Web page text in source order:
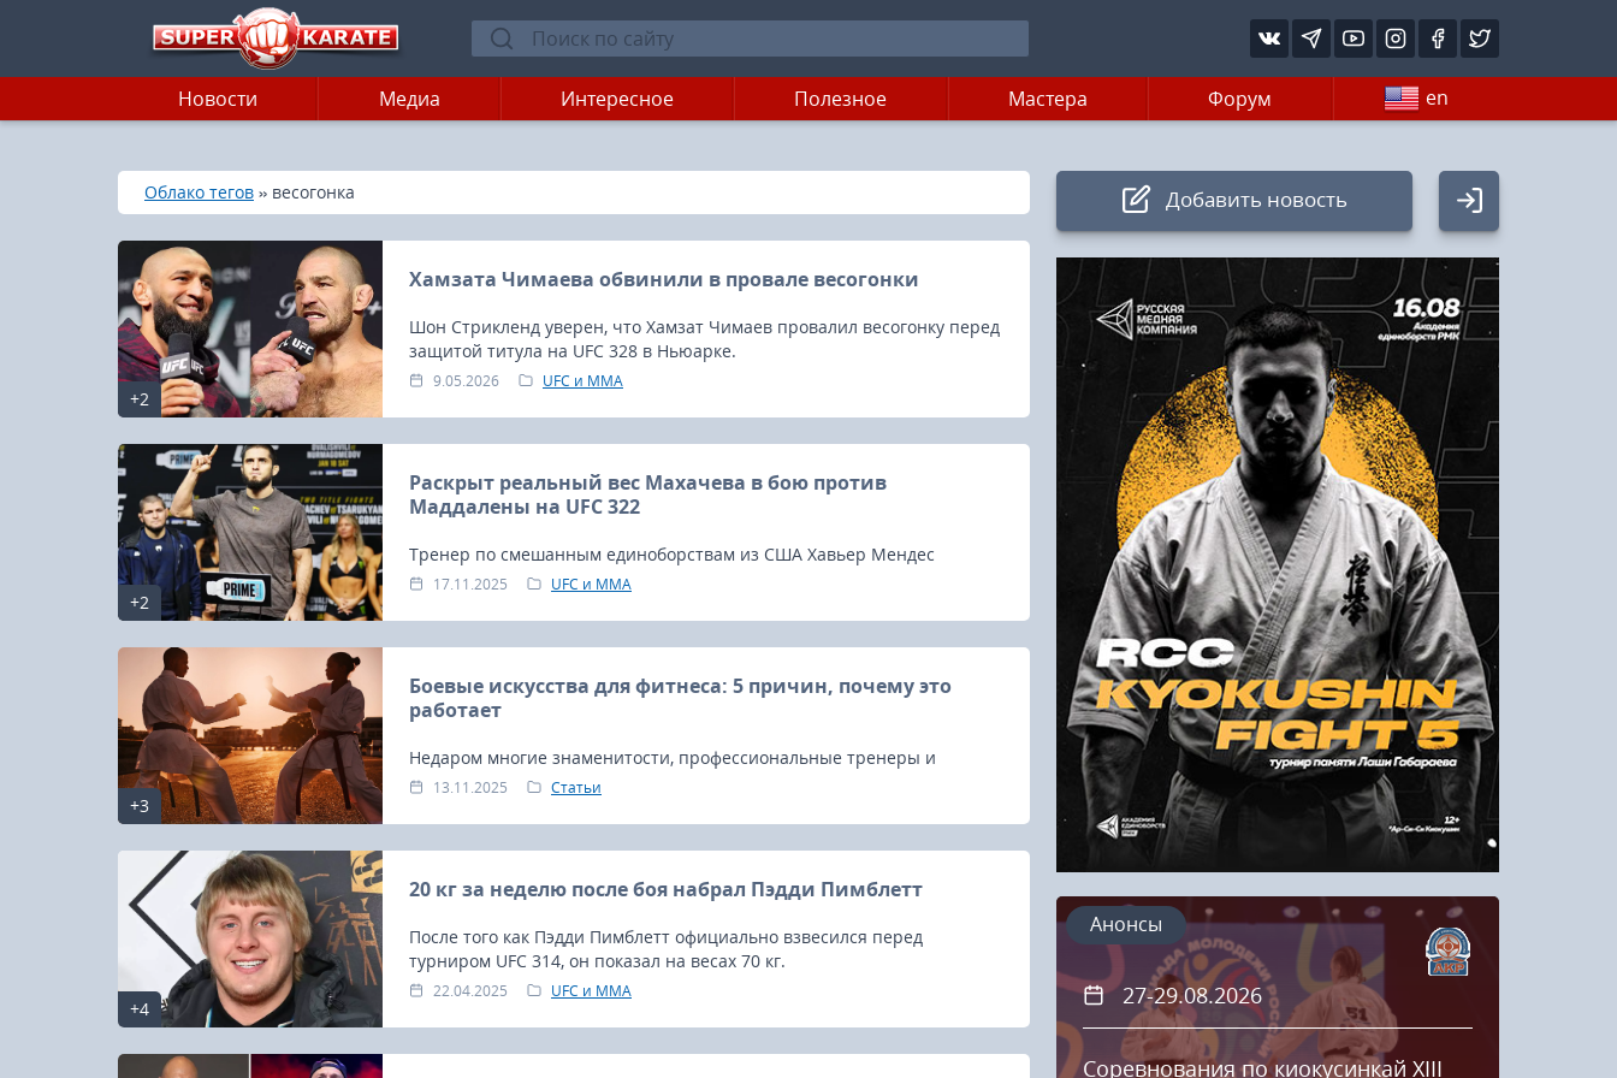
Новости Медиа Интересное Полезное Мастера Форум en
Главная
»
Облако тегов » весогонка
+2
Хамзата Чимаева обвинили в провале весогонки
Шон Стрикленд уверен, что Хамзат Чимаев провалил весогонку перед
защитой титула на UFC 328 в Ньюарке.
9.05.2026 UFC и MMA
+2
Раскрыт реальный вес Махачева в бою против
Маддалены на UFC 322
Тренер по смешанным единоборствам из США Хавьер Мендес
поделился информацией о весе российского бойца UFC Ислама
Делла Маддалены, который состоится на турнире UFC 322,
проходящем в Нью-Йорке.
17.11.2025 UFC и MMA
+3
Боевые искусства для фитнеса: 5 причин, почему это
работает
Недаром многие знаменитости, профессиональные тренеры и
ведущие фитнес-блогеры включают боевые искусства в свои
13.11.2025 Статьи
+4
20 кг за неделю после боя набрал Пэдди Пимблетт
После того как Пэдди Пимблетт официально взвесился перед
турниром UFC 314, он показал на весах 70 кг.
22.04.2025 UFC и MMA
Добавить новость
Авторизация
Логин:
Пароль
Войти
Напомнить пароль
Регистрация
23-25.10.2026
Spanish Autumn Camp 2026
27-29.08.2026
Соревнования по киокусинкай XIII
Анонсы